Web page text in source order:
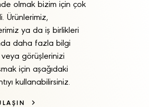
olmak bizim için çok
Ürünlerimiz,
ya da iş birlikleri
daha fazla bilgi
görüşlerinizi
için aşağıdaki
kullanabilirsiniz.